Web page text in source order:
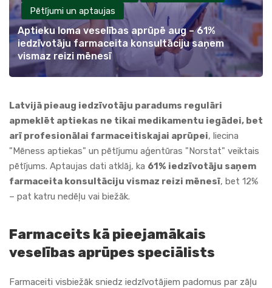
Pētījumi un aptaujas
Aptieku loma veselības aprūpē aug – 61%
iedzīvotāju farmaceita konsultāciju saņem
vismaz reizi mēnesī
Latvijā pieaug iedzīvotāju paradums regulāri
apmeklēt aptiekas ne tikai medikamentu iegādei, bet
arī profesionālai farmaceitiskajai aprūpei, liecina
"Mēness aptiekas" un pētījumu aģentūras "Norstat" veiktais
pētījums. Aptaujas dati atklāj, ka 61% iedzīvotāju saņem
farmaceita konsultāciju vismaz reizi mēnesī, bet 12%
– pat katru nedēļu vai biežāk.
Farmaceits kā pieejamākais
veselības aprūpes speciālists
Farmaceiti visbiežāk sniedz iedzīvotājiem padomus par zāļu